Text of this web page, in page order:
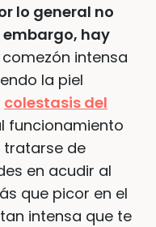
lo general no
embargo, hay
intensa
la piel
colestasis del
funcionamiento
tratarse de
en acudir al
que picor en el
intensa que te